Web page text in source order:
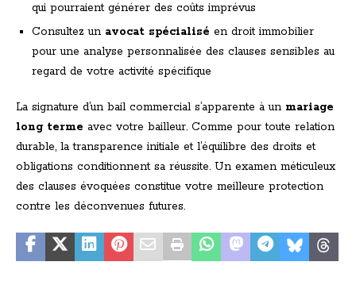
qui pourraient générer des coûts imprévus
Consultez un avocat spécialisé en droit immobilier
pour une analyse personnalisée des clauses sensibles au
regard de votre activité spécifique
La signature d’un bail commercial s’apparente à un mariage
long terme avec votre bailleur. Comme pour toute relation
durable, la transparence initiale et l’équilibre des droits et
obligations conditionnent sa réussite. Un examen méticuleux
des clauses évoquées constitue votre meilleure protection
contre les déconvenues futures.